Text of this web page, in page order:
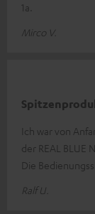
1a.
Mirco V.
Ich war von
der REAL BLUE
Die
Ralf U.